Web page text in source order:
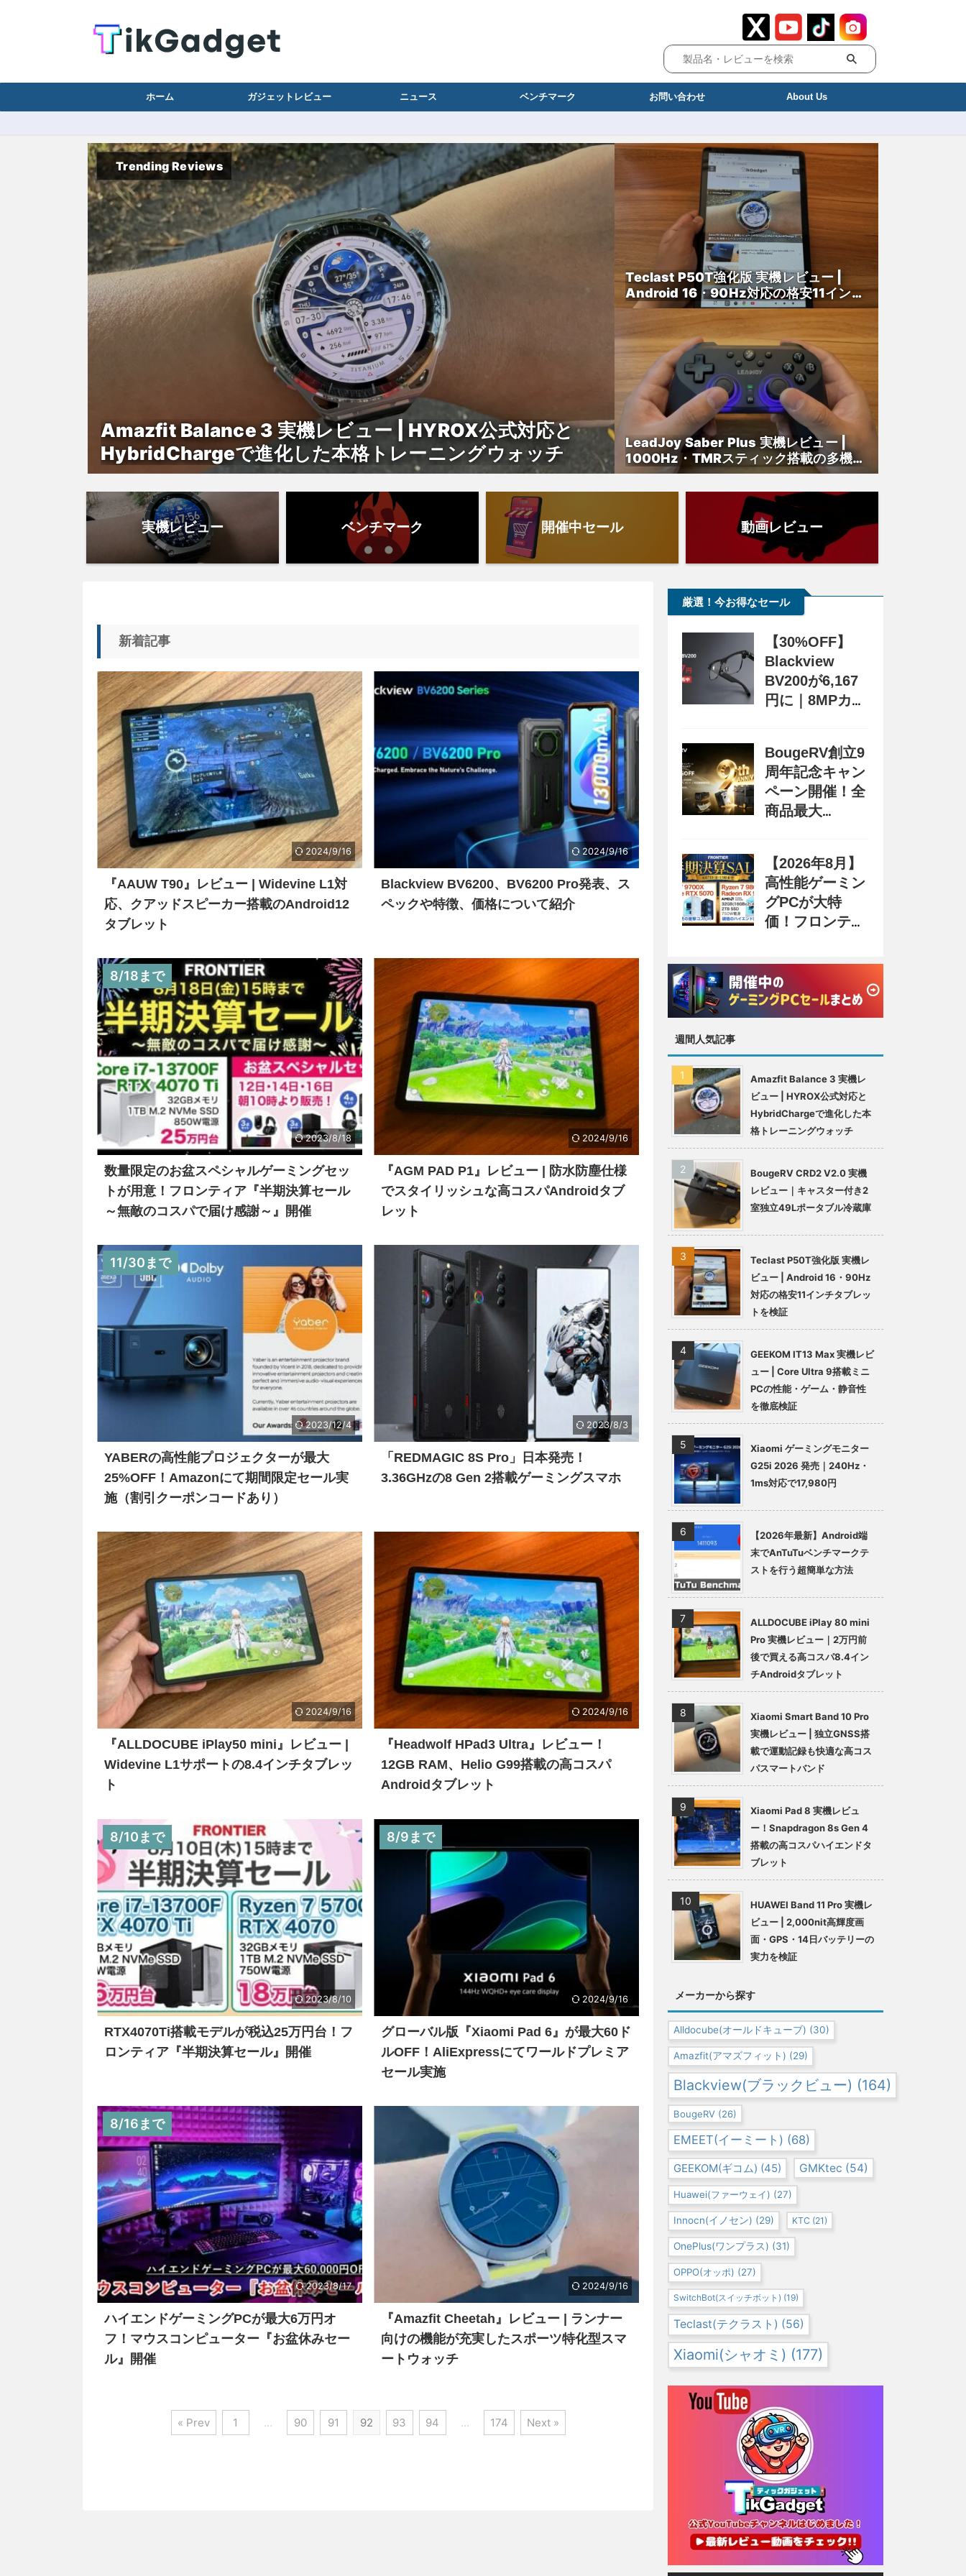
ホーム ガジェットレビュー ニュース ベンチマーク お問い合わせ About Us
Trending Reviews
Amazfit Balance 3 実機レビュー | HYROX公式対応と
HybridChargeで進化した本格トレーニングウォッチ
Teclast P50T強化版 実機レビュー |
Android 16・90Hz対応の格安11インチ
タブレットを検証
LeadJoy Saber Plus 実機レビュー |
1000Hz・TMRスティック搭載の多機能
コントローラーを検証
実機レビュー ベンチマーク 開催中セール 動画レビュー
新着記事
2024/9/16
『AAUW T90』レビュー | Widevine L1対
応、クアッドスピーカー搭載のAndroid12
タブレット
2024/9/16
Blackview BV6200、BV6200 Pro発表、ス
ペックや特徴、価格について紹介
8/18まで
2023/8/18
数量限定のお盆スペシャルゲーミングセッ
トが用意！フロンティア『半期決算セール
～無敵のコスパで届け感謝～』開催
2024/9/16
『AGM PAD P1』レビュー | 防水防塵仕様
でスタイリッシュな高コスパAndroidタブ
レット
11/30まで
2023/12/4
YABERの高性能プロジェクターが最大
25%OFF！Amazonにて期間限定セール実
施（割引クーポンコードあり）
2023/8/3
「REDMAGIC 8S Pro」日本発売！
3.36GHzの8 Gen 2搭載ゲーミングスマホ
2024/9/16
『ALLDOCUBE iPlay50 mini』レビュー |
Widevine L1サポートの8.4インチタブレッ
ト
2024/9/16
『Headwolf HPad3 Ultra』レビュー！
12GB RAM、Helio G99搭載の高コスパ
Androidタブレット
8/10まで
2023/8/10
RTX4070Ti搭載モデルが税込25万円台！フ
ロンティア『半期決算セール』開催
8/9まで
2024/9/16
グローバル版『Xiaomi Pad 6』が最大60ド
ルOFF！AliExpressにてワールドプレミア
セール実施
8/16まで
2023/8/17
ハイエンドゲーミングPCが最大6万円オ
フ！マウスコンピューター『お盆休みセー
ル』開催
2024/9/16
『Amazfit Cheetah』レビュー | ランナー
向けの機能が充実したスポーツ特化型スマ
ートウォッチ
« Prev 1 … 90 91 92 93 94 … 174 Next »
厳選！今お得なセール
【30%OFF】
Blackview
BV200が6,167
円に｜8MPカメ
ン配布中
BougeRV創立9
周年記念キャン
ペーン開催！全
商品最大
31日まで
【2026年8月】
高性能ゲーミン
グPCが大特
価！フロンティ
SALE』開催、
セール情報まと
め
週間人気記事
Amazfit Balance 3 実機レ
ビュー | HYROX公式対応と
HybridChargeで進化した本
格トレーニングウォッチ
BougeRV CRD2 V2.0 実機
レビュー｜キャスター付き2
室独立49Lポータブル冷蔵庫
Teclast P50T強化版 実機レ
ビュー | Android 16・90Hz
対応の格安11インチタブレッ
トを検証
GEEKOM IT13 Max 実機レビ
ュー | Core Ultra 9搭載ミニ
PCの性能・ゲーム・静音性
を徹底検証
Xiaomi ゲーミングモニター
G25i 2026 発売｜240Hz・
1ms対応で17,980円
【2026年最新】Android端
末でAnTuTuベンチマークテ
ストを行う超簡単な方法
ALLDOCUBE iPlay 80 mini
Pro 実機レビュー｜2万円前
後で買える高コスパ8.4イン
チAndroidタブレット
Xiaomi Smart Band 10 Pro
実機レビュー | 独立GNSS搭
載で運動記録も快適な高コス
パスマートバンド
Xiaomi Pad 8 実機レビュ
ー！Snapdragon 8s Gen 4
搭載の高コスパハイエンドタ
ブレット
HUAWEI Band 11 Pro 実機レ
ビュー | 2,000nit高輝度画
面・GPS・14日バッテリーの
実力を検証
メーカーから探す
Alldocube(オールドキューブ) (30)
Amazfit(アマズフィット) (29)
Blackview(ブラックビュー) (164)
BougeRV (26)
EMEET(イーミート) (68)
GEEKOM(ギコム) (45) GMKtec (54)
Huawei(ファーウェイ) (27)
Innocn(イノセン) (29) KTC (21)
OnePlus(ワンプラス) (31)
OPPO(オッポ) (27)
SwitchBot(スイッチボット) (19)
Teclast(テクラスト) (56)
Xiaomi(シャオミ) (177)